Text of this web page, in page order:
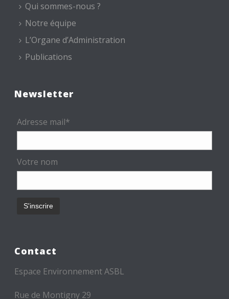
Qui sommes-nous ?
Notre équipe
L’Organe d’Administration
Publications
Newsletter
Adresse mail*
Votre nom
Contact
Espace Environnement ASBL
Rue de Montigny 29